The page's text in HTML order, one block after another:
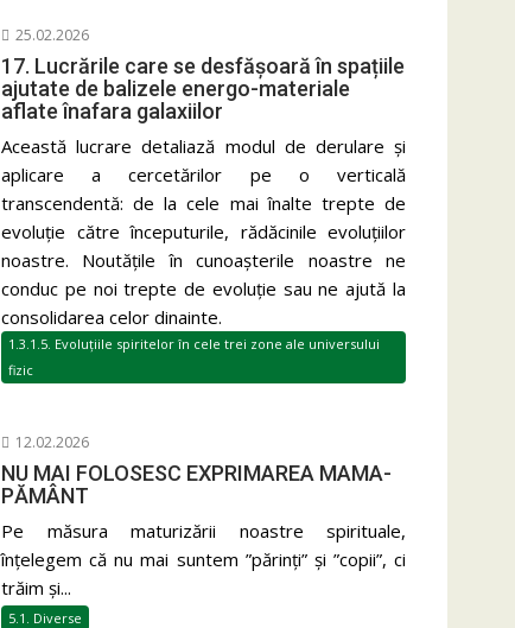
25.02.2026
17. Lucrările care se desfășoară în spațiile
ajutate de balizele energo-materiale
aflate înafara galaxiilor
Această lucrare detaliază modul de derulare și
aplicare a cercetărilor pe o verticală
transcendentă: de la cele mai înalte trepte de
evoluție către începuturile, rădăcinile evoluțiilor
noastre. Noutățile în cunoașterile noastre ne
conduc pe noi trepte de evoluție sau ne ajută la
consolidarea celor dinainte.
1.3.1.5. Evoluțiile spiritelor în cele trei zone ale universului
fizic
12.02.2026
NU MAI FOLOSESC EXPRIMAREA MAMA-
PĂMÂNT
Pe măsura maturizării noastre spirituale,
înțelegem că nu mai suntem ”părinți” și ”copii”, ci
trăim și...
5.1. Diverse